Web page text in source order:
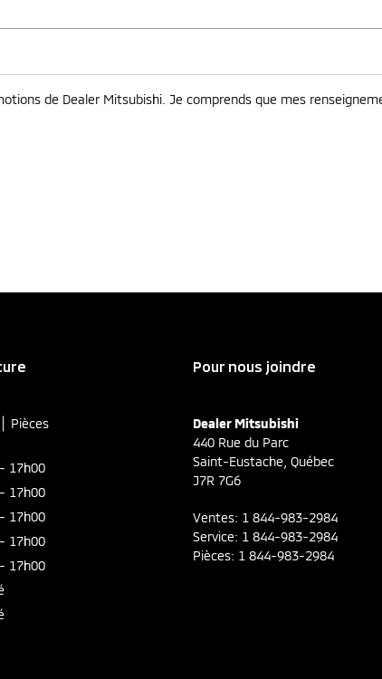
de Dealer Mitsubishi. Je comprends que mes
Pièces
17h00
17h00
17h00
17h00
17h00
Pour nous joindre
Dealer Mitsubishi
440 Rue du Parc
Saint-Eustache Québec
J7R 7G6
Ventes: 1 844-983-2984
Service: 1 844-983-2984
Pièces: 1 844-983-2984